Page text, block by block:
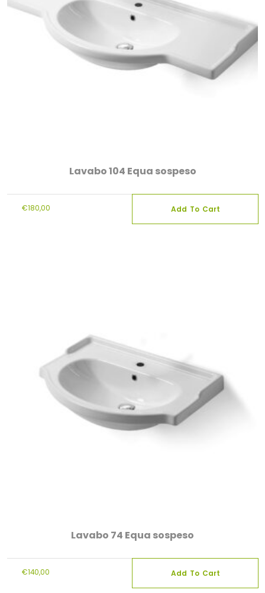
Lavabo 104 Equa sospeso
€180,00 Add To Cart
Lavabo 74 Equa sospeso
€140,00 Add To Cart